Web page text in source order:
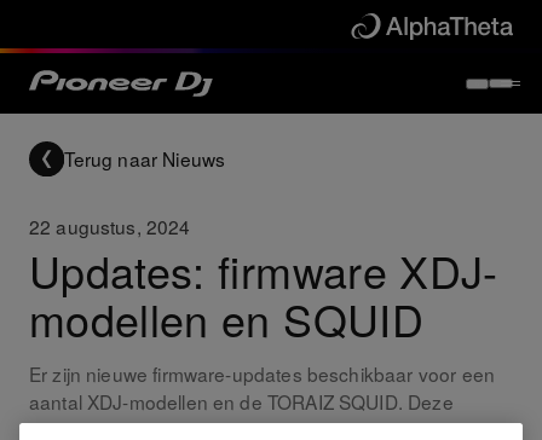
Terug naar Nieuws
22 augustus, 2024
Updates: firmware XDJ-
modellen en SQUID
Er zijn nieuwe firmware-updates beschikbaar voor een
aantal XDJ-modellen en de TORAIZ SQUID. Deze
updates omvatten volgende wijziging: